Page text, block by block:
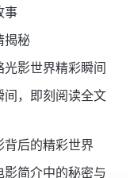
事
揭秘
影世界精彩瞬间
间，即刻阅读全文
背后的精彩世界
简介中的秘密与